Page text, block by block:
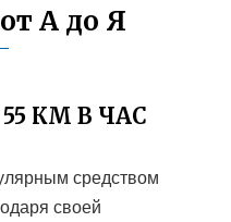
А до Я
КМ В ЧАС
средством
своей